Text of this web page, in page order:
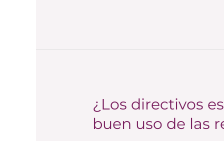
¿Los directivos
buen uso de las
¿Los
directivos
españoles